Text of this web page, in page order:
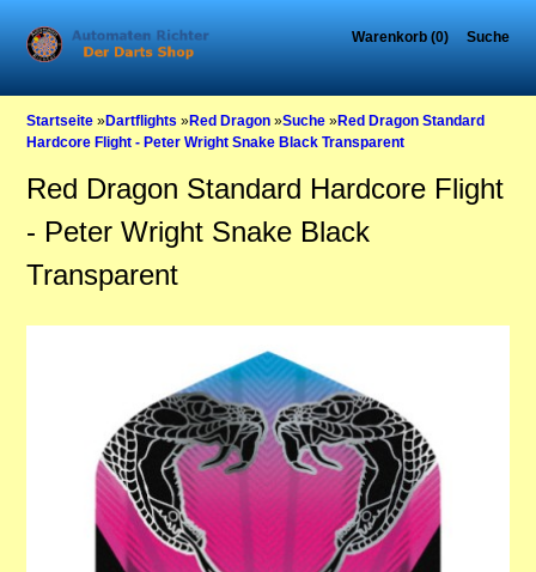
Warenkorb (0) Suche
Startseite »Dartflights »Red Dragon »Suche »Red Dragon Standard
Hardcore Flight - Peter Wright Snake Black Transparent
Red Dragon Standard Hardcore Flight
- Peter Wright Snake Black
Transparent